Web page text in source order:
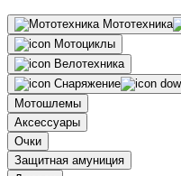
Мототехника
Мотоциклы
Велотехника
Снаряжение
Мотошлемы
Аксессуары
Очки
Защитная амуниция